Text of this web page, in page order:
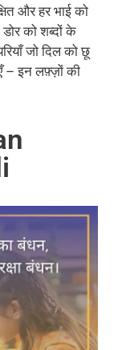
और हर भाई को
को शब्दों के
जो दिल को छू
– इन लफ़्ज़ों की